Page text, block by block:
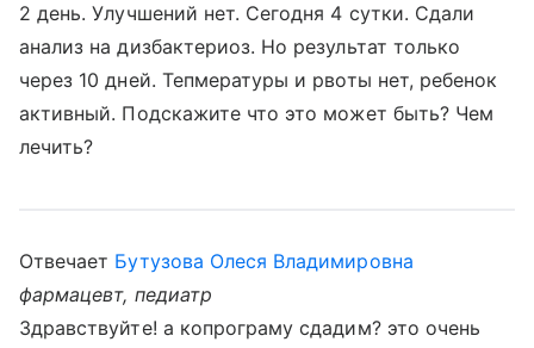
2 день. Улучшений нет. Сегодня 4 сутки. Сдали
анализ на дизбактериоз. Но результат только
через 10 дней. Тепмературы и рвоты нет, ребенок
активный. Подскажите что это может быть? Чем
лечить?
Отвечает Бутузова Олеся Владимировна
фармацевт, педиатр
Здравствуйте! а копрограму сдадим? это очень